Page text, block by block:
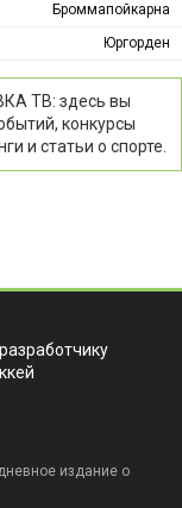
Броммапойкарна
Юргорден
ТВ: здесь вы
конкурсы
и статьи о спорте.
издание о